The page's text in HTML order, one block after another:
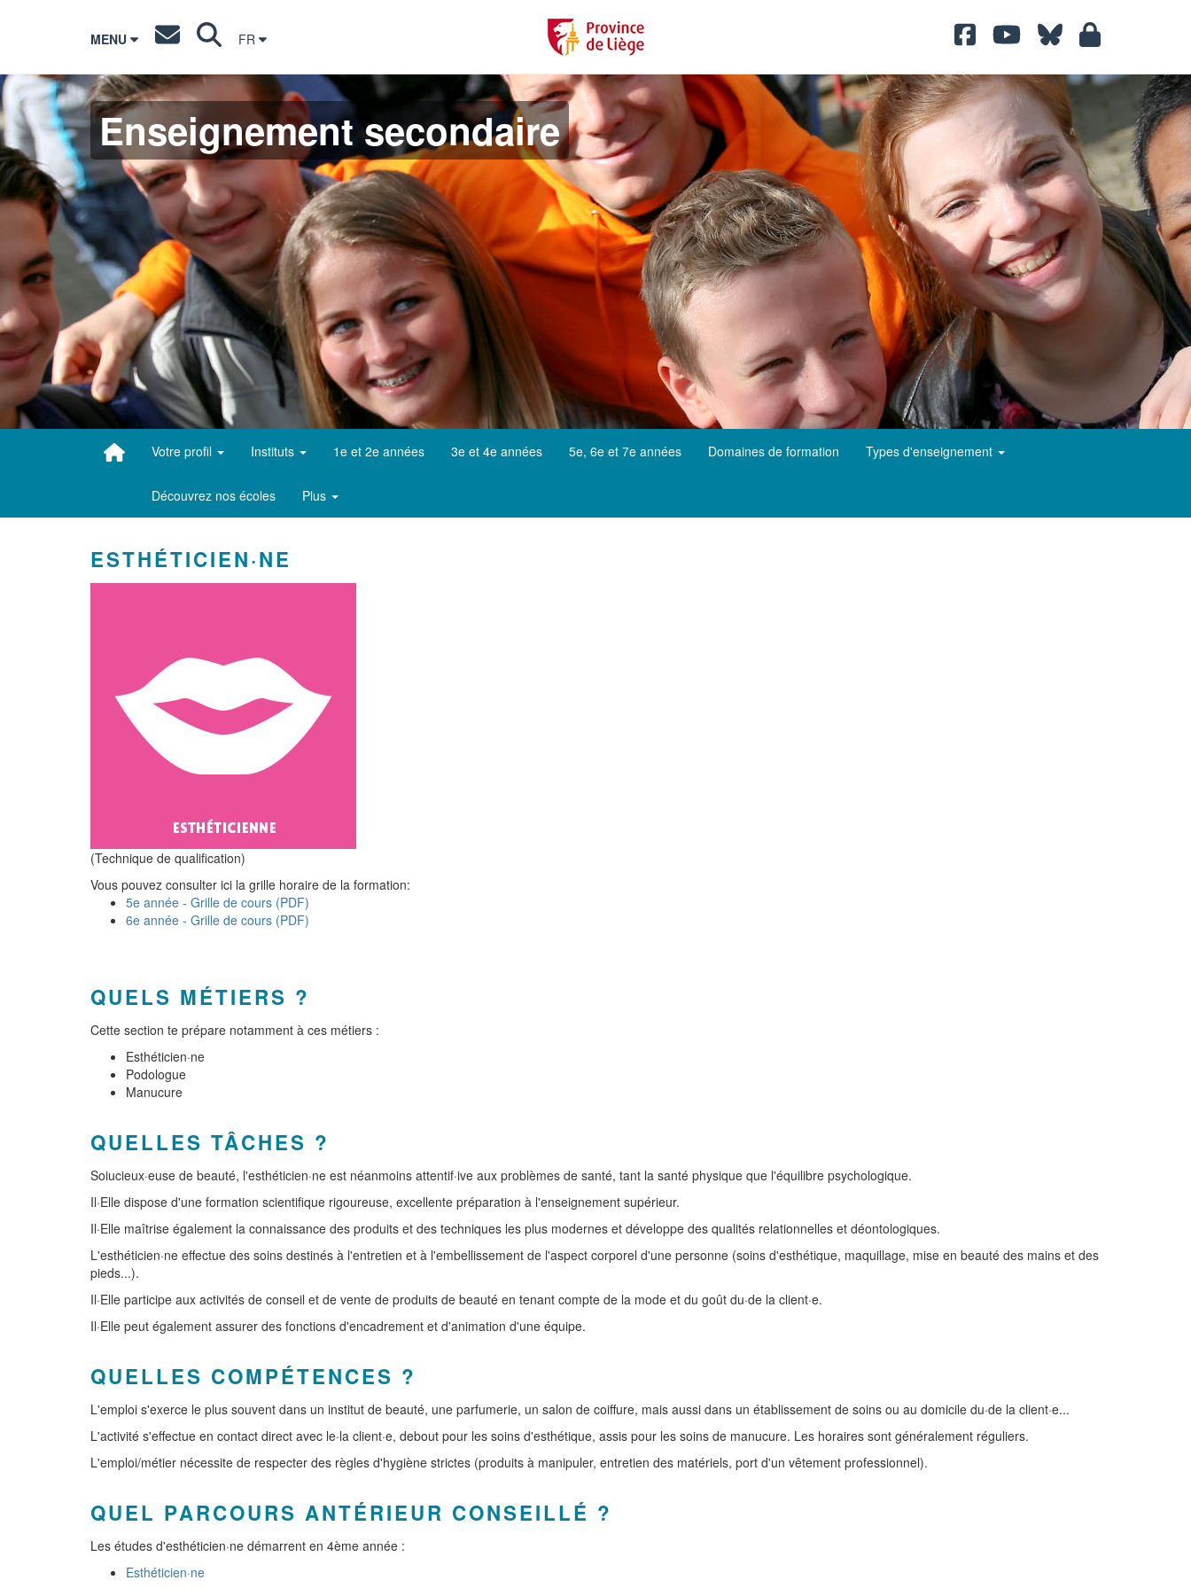
MENU FR
Enseignement secondaire
Votre profil Instituts 1e et 2e années 3e et 4e années 5e, 6e et 7e années Domaines de formation Types d'enseignement
Découvrez nos écoles Plus
ESTHÉTICIEN·NE
(Technique de qualification)
Vous pouvez consulter ici la grille horaire de la formation:
5e année - Grille de cours (PDF)
6e année - Grille de cours (PDF)
QUELS MÉTIERS ?
Cette section te prépare notamment à ces métiers :
Esthéticien·ne
Podologue
Manucure
QUELLES TÂCHES ?
Soiucieux·euse de beauté, l'esthéticien·ne est néanmoins attentif·ive aux problèmes de santé, tant la santé physique que l'équilibre psychologique.
Il·Elle dispose d'une formation scientifique rigoureuse, excellente préparation à l'enseignement supérieur.
Il·Elle maîtrise également la connaissance des produits et des techniques les plus modernes et développe des qualités relationnelles et déontologiques.
L'esthéticien·ne effectue des soins destinés à l'entretien et à l'embellissement de l'aspect corporel d'une personne (soins d'esthétique, maquillage, mise en beauté des mains et des
pieds...).
Il·Elle participe aux activités de conseil et de vente de produits de beauté en tenant compte de la mode et du goût du·de la client·e.
Il·Elle peut également assurer des fonctions d'encadrement et d'animation d'une équipe.
QUELLES COMPÉTENCES ?
L'emploi s'exerce le plus souvent dans un institut de beauté, une parfumerie, un salon de coiffure, mais aussi dans un établissement de soins ou au domicile du·de la client·e...
L'activité s'effectue en contact direct avec le·la client·e, debout pour les soins d'esthétique, assis pour les soins de manucure. Les horaires sont généralement réguliers.
L'emploi/métier nécessite de respecter des règles d'hygiène strictes (produits à manipuler, entretien des matériels, port d'un vêtement professionnel).
QUEL PARCOURS ANTÉRIEUR CONSEILLÉ ?
Les études d'esthéticien·ne démarrent en 4ème année :
Esthéticien·ne